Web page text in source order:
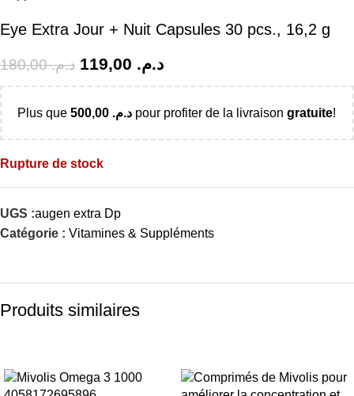
Eye Extra Jour + Nuit Capsules 30 pcs., 16,2 g
د.م.180,00 د.م.
Plus que د.م. pour profiter de la livraison gratuite!
Rupture de stock
UGS :augen extra Dp
Catégorie : Vitamines & Suppléments
Produits similaires